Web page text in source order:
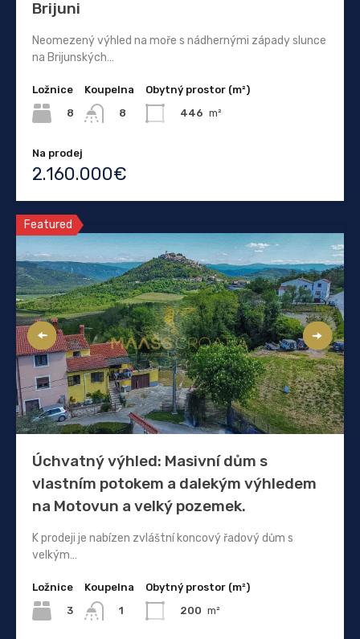
Brijuni
Neomezený výhled na moře s nádhernými západy slunce
na Brijunských…
Ložnice
8
Koupelna
8
Obytný prostor (m²)
446 m²
Na prodej
2.160.000€
Featured
Úchvatný výhled: Masivní dům s
vlastním potokem a dalekým výhledem
na Motovun a velký pozemek.
K prodeji je nabízen zvláštní koncový řadový dům s
velkým…
Ložnice
3
Koupelna
1
Obytný prostor (m²)
200 m²